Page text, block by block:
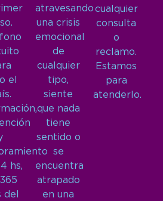
el
hs,
del
atravesando
una crisis
emocional
de
cualquier
tipo,
siente
que nada
tiene
sentido o
se
encuentra
atrapado
en una
cualquier
consulta
o
reclamo.
Estamos
para
atenderlo.